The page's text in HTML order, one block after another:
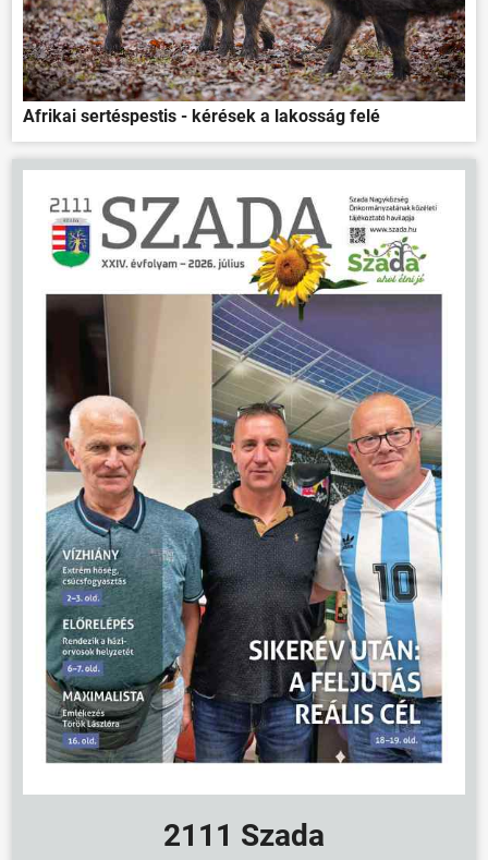
Afrikai sertéspestis - kérések a lakosság felé
2111 Szada